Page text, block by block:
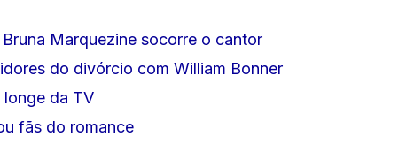
Marquezine socorre o cantor
do divórcio com William Bonner
longe da TV
fãs do romance